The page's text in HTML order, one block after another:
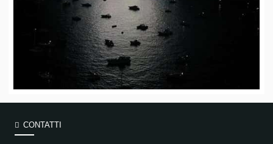
CONTATTI